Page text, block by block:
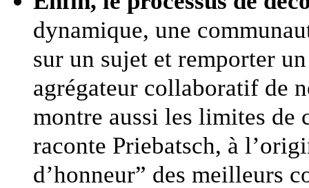
dynamique, une
sur un sujet et remporter
agrégateur collaboratif de
montre aussi les limites de
raconte Priebatsch, à
d’honneur” des meilleurs